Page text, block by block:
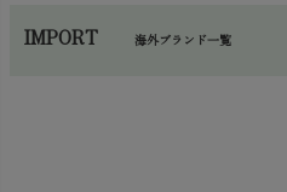
IMPORT海外ブランド一覧